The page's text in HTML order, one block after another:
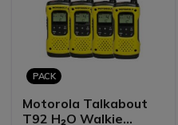
PACK
Motorola Talkabout
T92 H₂O Walkie